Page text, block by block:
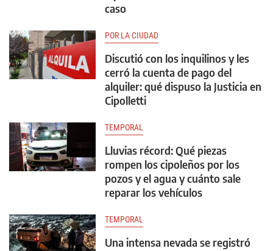
caso
POR LA CIUDAD
Discutió con los inquilinos y les
cerró la cuenta de pago del
alquiler: qué dispuso la Justicia en
Cipolletti
TEMPORAL
Lluvias récord: Qué piezas
rompen los cipoleños por los
pozos y el agua y cuánto sale
reparar los vehículos
TEMPORAL
Una intensa nevada se registró